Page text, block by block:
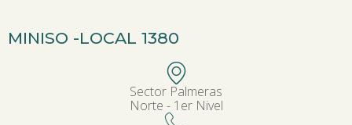
MINISO -LOCAL 1380
Sector Palmeras
Norte - 1er Nivel